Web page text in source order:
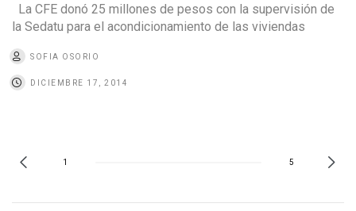
La CFE donó 25 millones de pesos con la supervisión de
la Sedatu para el acondicionamiento de las viviendas
SOFIA OSORIO
DICIEMBRE 17, 2014
1 5